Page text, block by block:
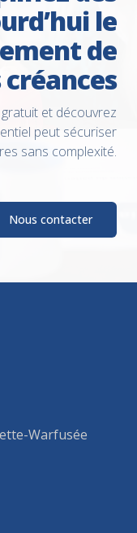
le
de
et découvrez
peut sécuriser
sans complexité.
Nous contacter
Warfusée